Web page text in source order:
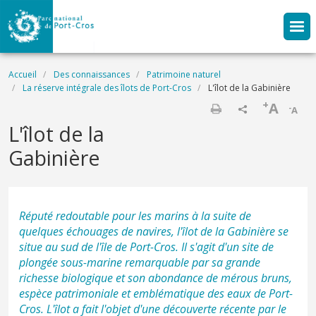
Aller au contenu principal
Fil d'Ariane
Accueil Des connaissances
Patrimoine naturel
La réserve intégrale des îlots de Port-Cros
L'îlot de la Gabinière
-A
+A
L'îlot de la
Gabinière
Réputé redoutable pour les marins à la suite de
quelques échouages de navires, l'îlot de la Gabinière se
situe au sud de l'île de Port-Cros. Il s'agit d'un site de
plongée sous-marine remarquable par sa grande
richesse biologique et son abondance de mérous bruns,
espèce patrimoniale et emblématique des eaux de Port-
Cros. L'îlot a fait l'objet d'une découverte récente par le